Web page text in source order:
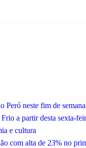
Peró neste fim de semana
a partir desta sexta-
e cultura
com alta de 23% no